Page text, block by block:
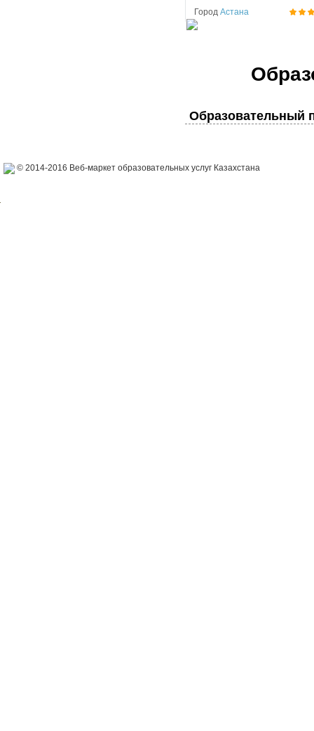
Город Астана
Образовательный
© 2014-2016 Веб-маркет образовательных услуг Казахстана